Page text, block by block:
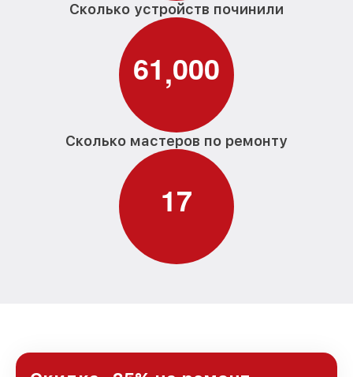
Сколько устройств починили
61,000
Сколько мастеров по ремонту
17